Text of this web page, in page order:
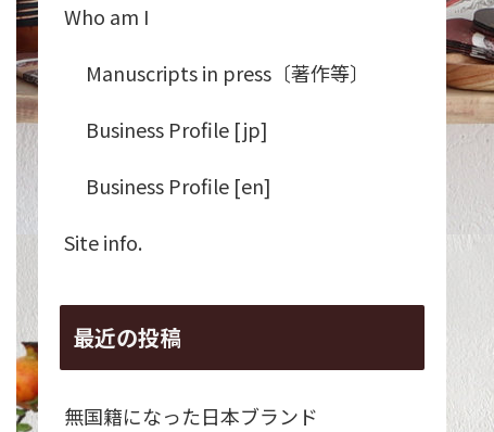
Who am I
Manuscripts in press〔著作等〕
Business Profile [jp]
Business Profile [en]
Site info.
最近の投稿
無国籍になった日本ブランド